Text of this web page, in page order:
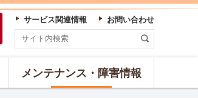
メンテナンス・障害情報
サービス関連情報 お問い合わせ